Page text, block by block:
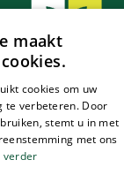
maakt
cookies om uw
te verbeteren. Door
stemt u in met
met ons
verder